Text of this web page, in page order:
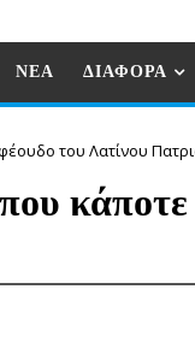
ΝΕΑ ΔΙΑΦΟΡΑ
του Λατίνου